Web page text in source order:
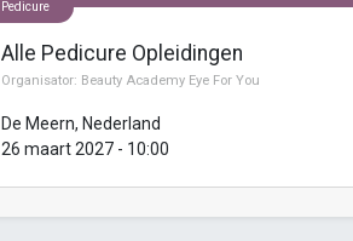
Pedicure
Alle Pedicure Opleidingen
Organisator: Beauty Academy Eye For You
De Meern, Nederland
26 maart 2027 - 10:00